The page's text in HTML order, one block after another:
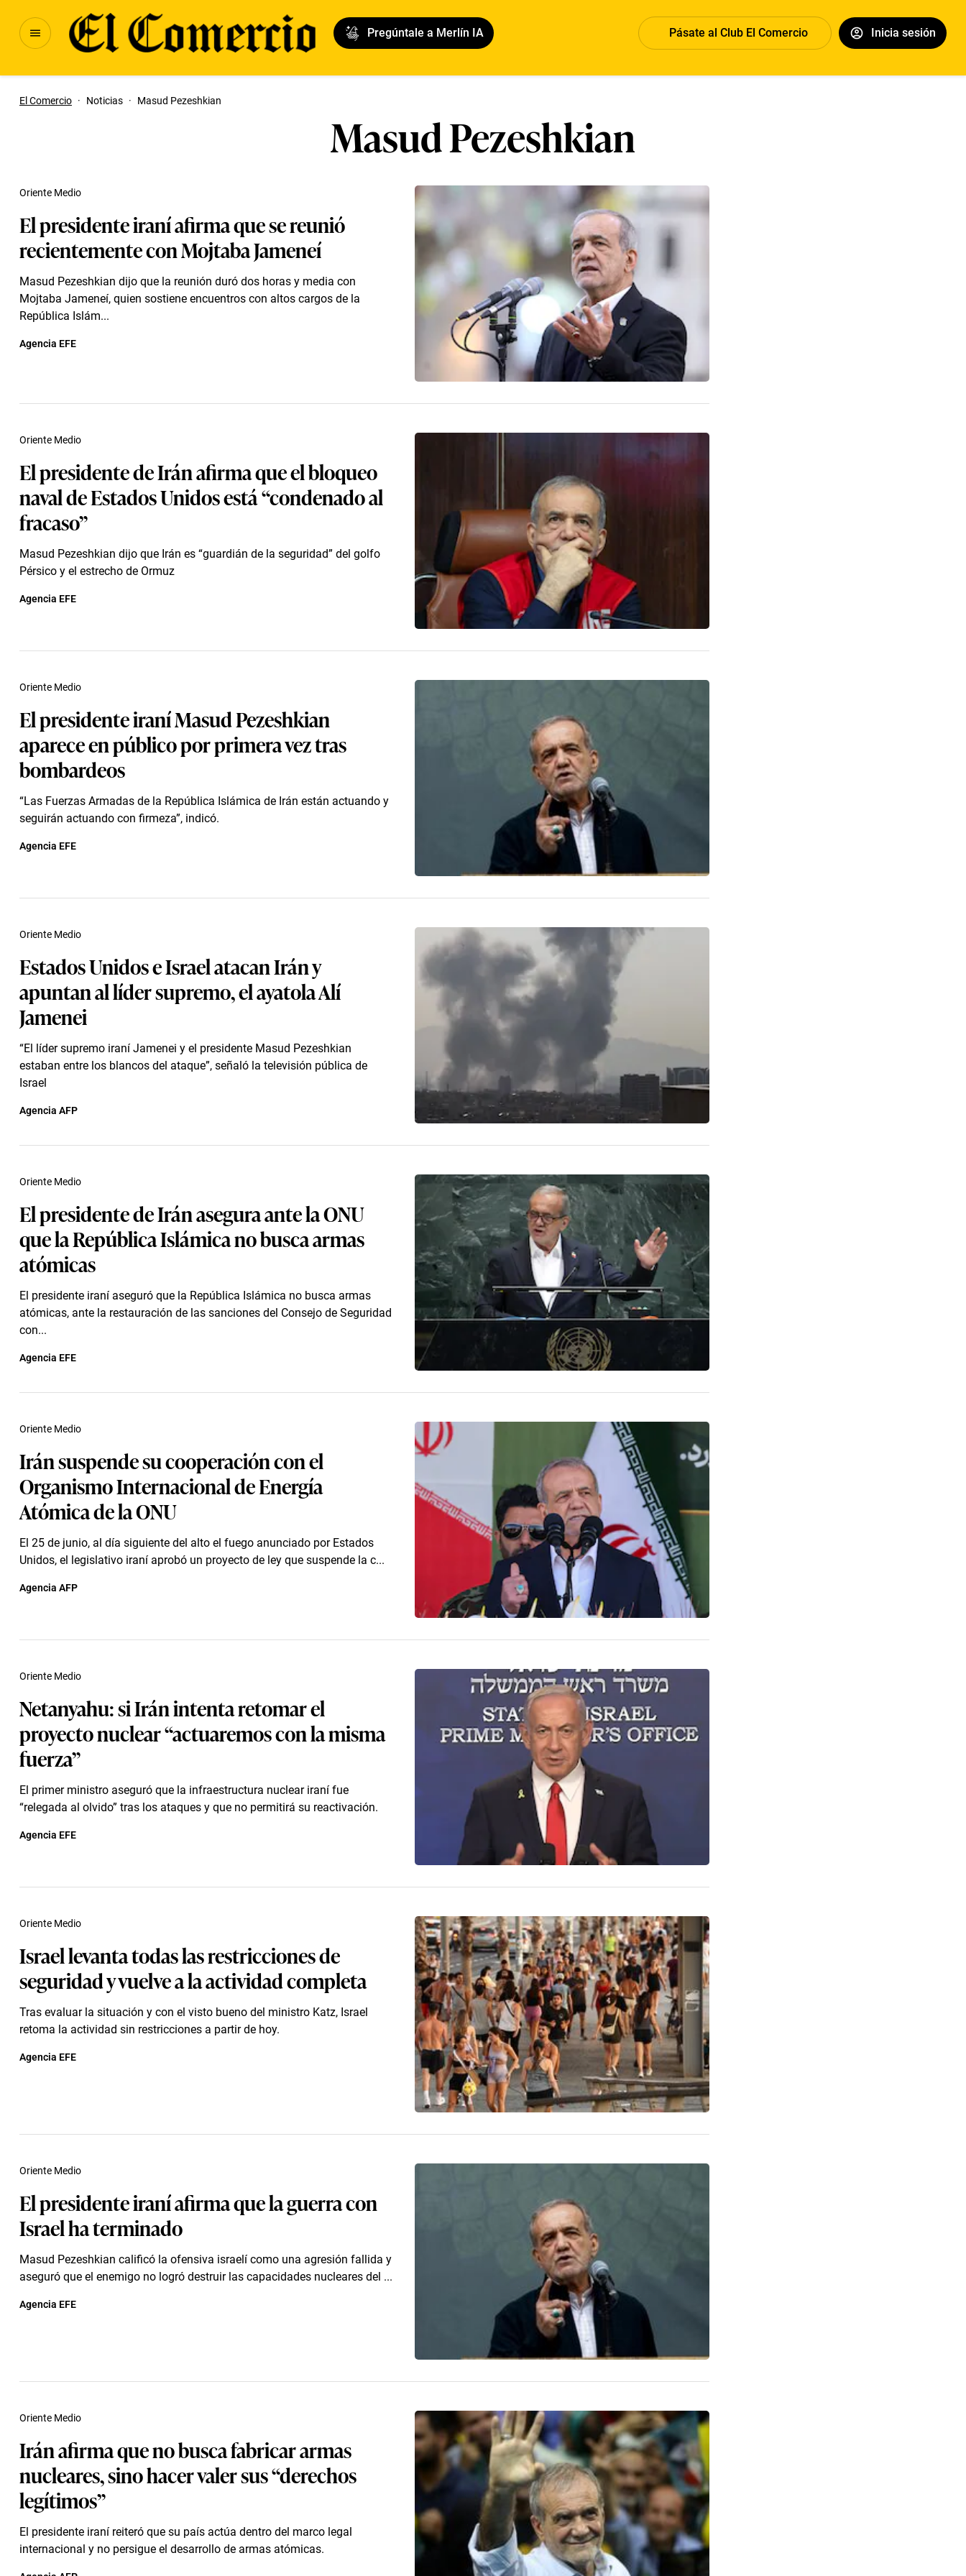
Pregúntale a Merlín IA Pásate al Club El Comercio Inicia sesión
El Comercio · Noticias · Masud Pezeshkian
Masud Pezeshkian
El presidente iraní afirma que se reunió
recientemente con Mojtaba Jameneí
Masud Pezeshkian dijo que la reunión duró dos horas y media con
Mojtaba Jameneí, quien sostiene encuentros con altos cargos de la
República Islám...
Oriente Medio
Agencia EFE
El presidente de Irán afirma que el bloqueo
naval de Estados Unidos está “condenado al
fracaso”
Masud Pezeshkian dijo que Irán es “guardián de la seguridad” del golfo
Pérsico y el estrecho de Ormuz
Oriente Medio
Agencia EFE
El presidente iraní Masud Pezeshkian
aparece en público por primera vez tras
bombardeos
“Las Fuerzas Armadas de la República Islámica de Irán están actuando y
seguirán actuando con firmeza”, indicó.
Oriente Medio
Agencia EFE
Estados Unidos e Israel atacan Irán y
apuntan al líder supremo, el ayatola Alí
Jamenei
“El líder supremo iraní Jamenei y el presidente Masud Pezeshkian
estaban entre los blancos del ataque”, señaló la televisión pública de
Israel
Oriente Medio
Agencia AFP
El presidente de Irán asegura ante la ONU
que la República Islámica no busca armas
atómicas
El presidente iraní aseguró que la República Islámica no busca armas
atómicas, ante la restauración de las sanciones del Consejo de Seguridad
con...
Oriente Medio
Agencia EFE
Irán suspende su cooperación con el
Organismo Internacional de Energía
Atómica de la ONU
El 25 de junio, al día siguiente del alto el fuego anunciado por Estados
Unidos, el legislativo iraní aprobó un proyecto de ley que suspende la c...
Oriente Medio
Agencia AFP
Netanyahu: si Irán intenta retomar el
proyecto nuclear “actuaremos con la misma
fuerza”
El primer ministro aseguró que la infraestructura nuclear iraní fue
“relegada al olvido” tras los ataques y que no permitirá su reactivación.
Oriente Medio
Agencia EFE
Israel levanta todas las restricciones de
seguridad y vuelve a la actividad completa
Tras evaluar la situación y con el visto bueno del ministro Katz, Israel
retoma la actividad sin restricciones a partir de hoy.
Oriente Medio
Agencia EFE
El presidente iraní afirma que la guerra con
Israel ha terminado
Masud Pezeshkian calificó la ofensiva israelí como una agresión fallida y
aseguró que el enemigo no logró destruir las capacidades nucleares del ...
Oriente Medio
Agencia EFE
Irán afirma que no busca fabricar armas
nucleares, sino hacer valer sus “derechos
legítimos”
El presidente iraní reiteró que su país actúa dentro del marco legal
internacional y no persigue el desarrollo de armas atómicas.
Oriente Medio